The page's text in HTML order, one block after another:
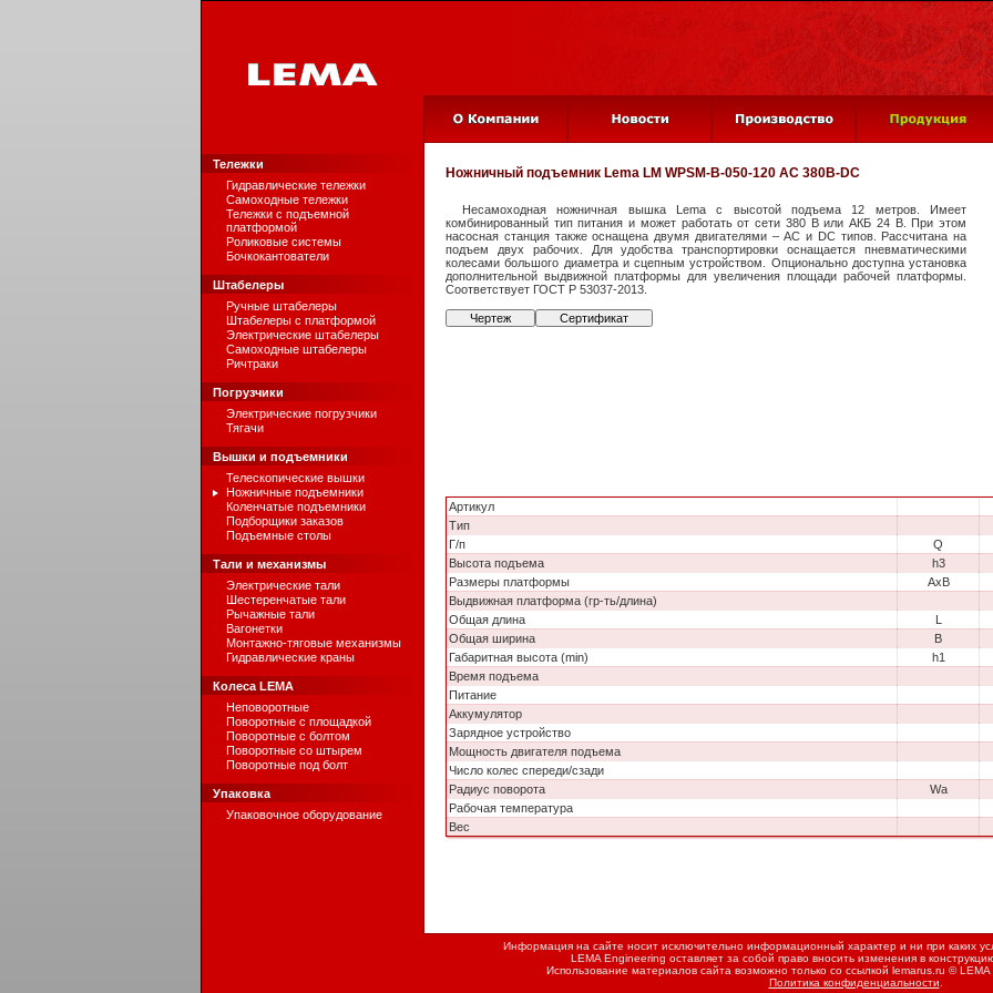
Тележки
Гидравлические тележки
Самоходные тележки
Тележки с подъемной
платформой
Роликовые системы
Бочкокантователи
Штабелеры
Ручные штабелеры
Штабелеры с платформой
Электрические штабелеры
Самоходные штабелеры
Ричтраки
Погрузчики
Электрические погрузчики
Тягачи
Вышки и подъемники
Телескопические вышки
Ножничные подъемники
Коленчатые подъемники
Подборщики заказов
Подъемные столы
Тали и механизмы
Электрические тали
Шестеренчатые тали
Рычажные тали
Вагонетки
Монтажно-тяговые механизмы
Гидравлические краны
Колеса LEMA
Неповоротные
Поворотные с площадкой
Поворотные с болтом
Поворотные со штырем
Поворотные под болт
Упаковка
Упаковочное оборудование
Ножничный подъемник Lema LM WPSM-B-050-120 AC 380В-DC
Несамоходная ножничная вышка Lema с высотой подъема 12 метров. Имеет
комбинированный тип питания и может работать от сети 380 В или АКБ 24 В. При этом
насосная станция также оснащена двумя двигателями – AC и DC типов. Рассчитана на
подъем двух рабочих. Для удобства транспортировки оснащается пневматическими
колесами большого диаметра и сцепным устройством. Опционально доступна установка
дополнительной выдвижной платформы для увеличения площади рабочей платформы.
Соответствует ГОСТ Р 53037-2013.
Чертеж Сертификат
Артикул
Тип
Г/п
Q
Высота подъема
h3
Размеры платформы
AxB
Выдвижная платформа (гр-ть/длина)
Общая длина
L
Общая ширина
B
Габаритная высота (min)
h1
Время подъема
Питание
Аккумулятор
Зарядное устройство
Мощность двигателя подъема
Число колес спереди/сзади
Радиус поворота
Wa
Рабочая температура
Вес
Информация на сайте носит исключительно информационный характер и ни при каких
LEMA Engineering оставляет за собой право вносить изменения в
Использование материалов сайта возможно только со ссылкой lemarus.ru ©
Политика конфиденциальности